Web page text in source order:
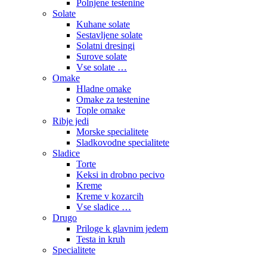
Polnjene testenine
Solate
Kuhane solate
Sestavljene solate
Solatni dresingi
Surove solate
Vse solate …
Omake
Hladne omake
Omake za testenine
Tople omake
Ribje jedi
Morske specialitete
Sladkovodne specialitete
Sladice
Torte
Keksi in drobno pecivo
Kreme
Kreme v kozarcih
Vse sladice …
Drugo
Priloge k glavnim jedem
Testa in kruh
Specialitete